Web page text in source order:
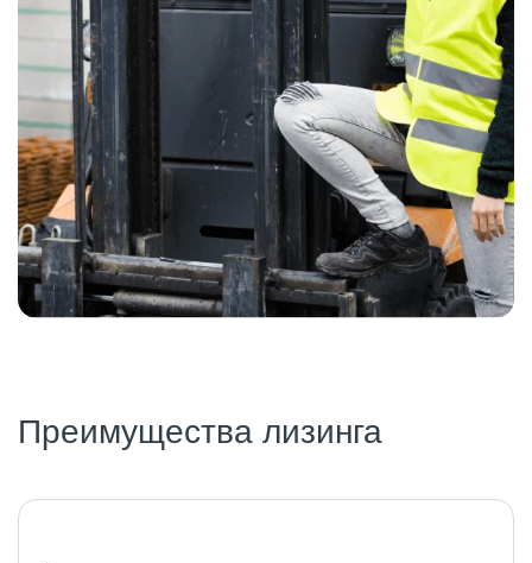
Преимущества лизинга